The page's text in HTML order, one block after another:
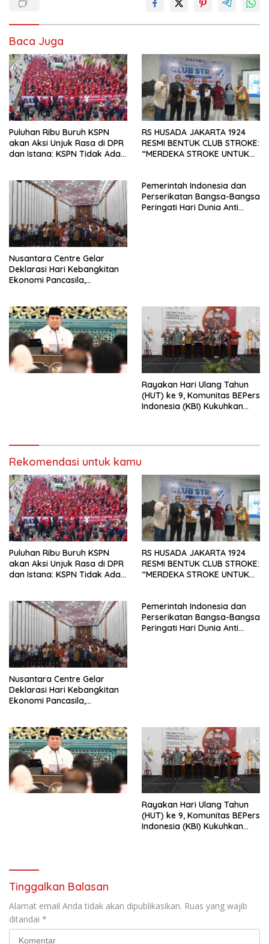
Baca Juga
Puluhan Ribu Buruh KSPN
akan Aksi Unjuk Rasa di DPR
dan Istana: KSPN Tidak Ada
Siapapun
RS HUSADA JAKARTA 1924
RESMI BENTUK CLUB STROKE:
“MERDEKA STROKE UNTUK
Nusantara Centre Gelar
Deklarasi Hari Kebangkitan
Ekonomi Pancasila,
Penjajahan (Pergolakan
Ekonomi Politik Indonesia) &
Simposium Nasional “Urgensi
Undang-Undang
Perekonomian Nasional dan
Kesejahteraan Sosial dalam
Pemerintah Indonesia dan
Perserikatan Bangsa-Bangsa
Peringati Hari Dunia Anti
Rayakan Hari Ulang Tahun
(HUT) ke 9, Komunitas BEPers
Indonesia (KBI) Kukuhkan
Pengembangan Organisasi
Mancanegara”.
Rekomendasi untuk kamu
Puluhan Ribu Buruh KSPN
akan Aksi Unjuk Rasa di DPR
dan Istana: KSPN Tidak Ada
Siapapun
RS HUSADA JAKARTA 1924
RESMI BENTUK CLUB STROKE:
“MERDEKA STROKE UNTUK
Nusantara Centre Gelar
Deklarasi Hari Kebangkitan
Ekonomi Pancasila,
Penjajahan (Pergolakan
Ekonomi Politik Indonesia) &
Simposium Nasional “Urgensi
Undang-Undang
Perekonomian Nasional dan
Kesejahteraan Sosial dalam
Pemerintah Indonesia dan
Perserikatan Bangsa-Bangsa
Peringati Hari Dunia Anti
Rayakan Hari Ulang Tahun
(HUT) ke 9, Komunitas BEPers
Indonesia (KBI) Kukuhkan
Mancanegara”.
Tinggalkan Balasan
Alamat email Anda tidak akan dipublikasikan. Ruas yang wajib
ditandai *